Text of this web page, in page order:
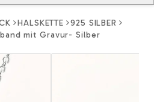
HALSKETTE
925 SILBER
mit Gravur- Silber